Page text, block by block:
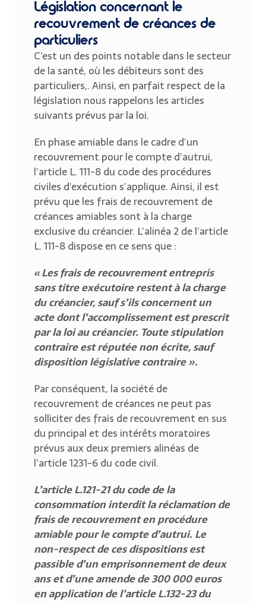
Législation concernant le
recouvrement de créances de
particuliers
C’est un des points notable dans le secteur
de la santé, où les débiteurs sont des
particuliers,. Ainsi, en parfait respect de la
législation nous rappelons les articles
suivants prévus par la loi.
En phase amiable dans le cadre d’un
recouvrement pour le compte d’autrui,
l’article L. 111-8 du code des procédures
civiles d’exécution s’applique. Ainsi, il est
prévu que les frais de recouvrement de
créances amiables sont à la charge
exclusive du créancier. L’alinéa 2 de l’article
L. 111-8 dispose en ce sens que :
« Les frais de recouvrement entrepris
sans titre exécutoire restent à la charge
du créancier, sauf s’ils concernent un
acte dont l’accomplissement est prescrit
par la loi au créancier. Toute stipulation
contraire est réputée non écrite, sauf
disposition législative contraire ».
Par conséquent, la société de
recouvrement de créances ne peut pas
solliciter des frais de recouvrement en sus
du principal et des intérêts moratoires
prévus aux deux premiers alinéas de
l’article 1231-6 du code civil.
L’article L.121-21 du code de la
consommation interdit la réclamation de
frais de recouvrement en procédure
amiable pour le compte d’autrui. Le
non-respect de ces dispositions est
passible d’un emprisonnement de deux
ans et d’une amende de 300 000 euros
en application de l’article L.132-23 du